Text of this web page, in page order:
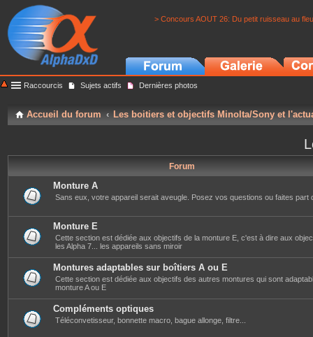
> Concours AOUT 26: Du petit ruisseau au
Raccourcis Sujets actifs Dernières photos
Accueil du forum Les boitiers et objectifs Minolta/Sony et
Forum
Monture A
Sans eux, votre appareil serait aveugle. Posez vos questions ou faites part
Monture E
Cette section est dédiée aux objectifs de la monture E, c'est à dire aux
les Alpha 7... les appareils sans miroir
Montures adaptables sur boîtiers A ou E
Cette section est dédiée aux objectifs des autres montures qui sont
monture A ou E
Compléments optiques
Téléconvetisseur, bonnette macro, bague allonge, filtre...